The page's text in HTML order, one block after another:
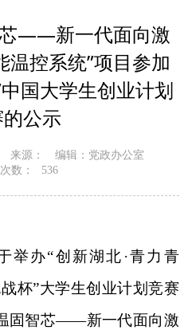
芯——新一代面向激
温控系统”项目参加
国大学生创业计划
公示
来源：
编辑：党政办公室
数：
536
举办“创新湖北·青力青
杯”大学生创业计划竞赛
固智芯——新一代面向激